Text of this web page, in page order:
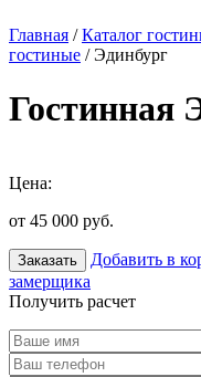
Главная /Каталог
гостиные / Эдинбург
Гостинная
Цена:
от 45 000 руб.
Заказать Добавить в
замерщика
Получить расчет